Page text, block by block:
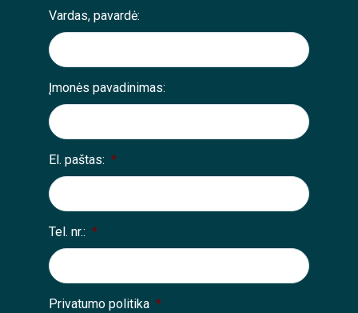
Vardas, pavardė:
Įmonės pavadinimas:
El. paštas: *
Tel. nr.: *
Privatumo politika *